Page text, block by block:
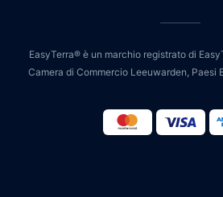
EasyTerra® è un marchio registrato di
Camera di Commercio Leeuwarden, Paesi